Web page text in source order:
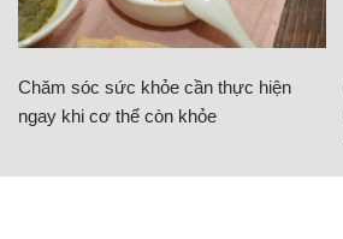
Chăm sóc sức khỏe cần thực hiện
ngay khi cơ thể còn khỏe